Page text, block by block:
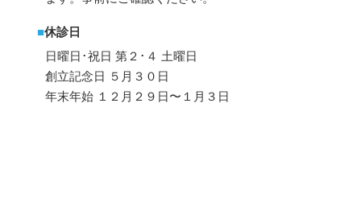
■休診日
日曜日･祝日 第２･４ 土曜日
創立記念日 ５月３０日
年末年始 １２月２９日〜１月３日